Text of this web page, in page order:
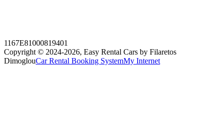
1167E81000819401
Copyright © 2024-2026, Easy Rental Cars by Filaretos
DimoglouCar Rental Booking SystemMy Internet